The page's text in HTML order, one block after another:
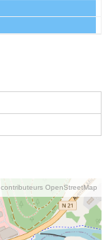
OpenStreetMap